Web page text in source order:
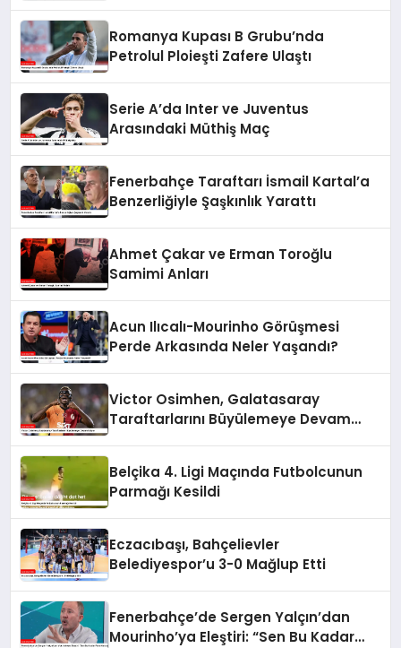
Romanya Kupası B Grubu’nda
Petrolul Ploieşti Zafere Ulaştı
Serie A’da Inter ve Juventus
Arasındaki Müthiş Maç
Fenerbahçe Taraftarı İsmail Kartal’a
Benzerliğiyle Şaşkınlık Yarattı
Ahmet Çakar ve Erman Toroğlu
Samimi Anları
Acun Ilıcalı-Mourinho Görüşmesi
Perde Arkasında Neler Yaşandı?
Victor Osimhen, Galatasaray
Taraftarlarını Büyülemeye Devam
Belçika 4. Ligi Maçında Futbolcunun
Parmağı Kesildi
Eczacıbaşı, Bahçelievler
Belediyespor’u 3-0 Mağlup Etti
Fenerbahçe’de Sergen Yalçın’dan
Mourinho’ya Eleştiri: “Sen Bu Kadar